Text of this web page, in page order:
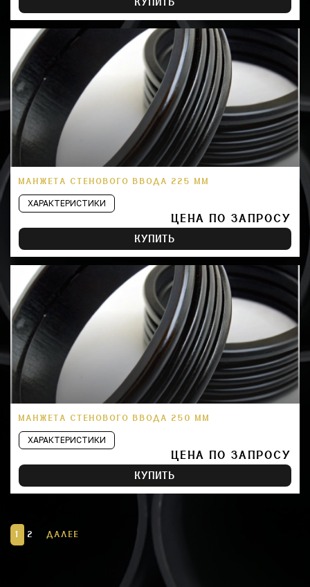
МАНЖЕТА СТЕНОВОГО ВВОДА 225 ММ
ХАРАКТЕРИСТИКИ
ЦЕНА ПО ЗАПРОСУ
КУПИТЬ
МАНЖЕТА СТЕНОВОГО ВВОДА 250 ММ
ХАРАКТЕРИСТИКИ
ЦЕНА ПО ЗАПРОСУ
КУПИТЬ
1 2 ДАЛЕЕ